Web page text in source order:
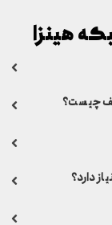
هینزا
چیست؟
دارد؟